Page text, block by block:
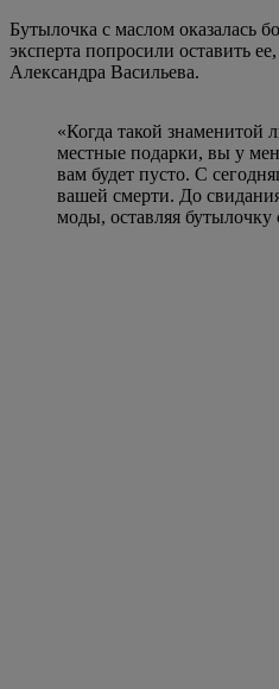
Бутылочка с маслом оказалась
эксперта попросили оставить
Александра Васильева.
«Когда такой знаменитой
местные подарки, вы у
вам будет пусто. С
вашей смерти. До
моды, оставляя бутылочку